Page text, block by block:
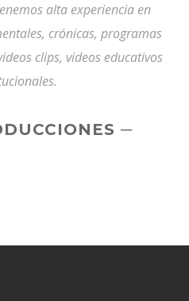
alta experiencia en
crónicas, programas
clips, videos educativos
─